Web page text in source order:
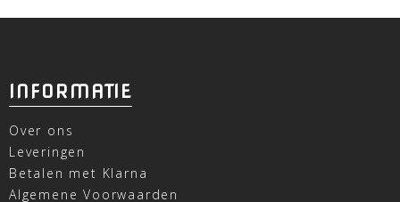
INFORMATIE
Over ons
Leveringen
Betalen met Klarna
Algemene Voorwaarden